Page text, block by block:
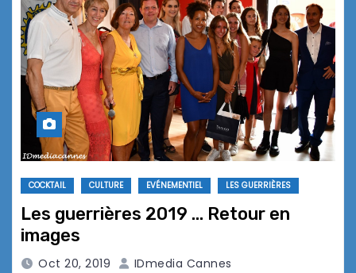
COCKTAIL CULTURE EVÉNEMENTIEL LES GUERRIÈRES
Les guerrières 2019 … Retour en
images
Oct 20, 2019 IDmedia Cannes